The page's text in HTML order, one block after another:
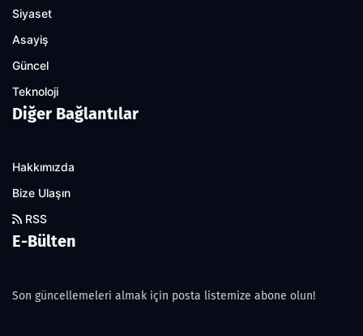
Siyaset
Asayiş
Güncel
Teknoloji
Diğer Bağlantılar
Hakkımızda
Bize Ulaşın
RSS
E-Bülten
Son güncellemeleri almak için posta listemize abone olun!